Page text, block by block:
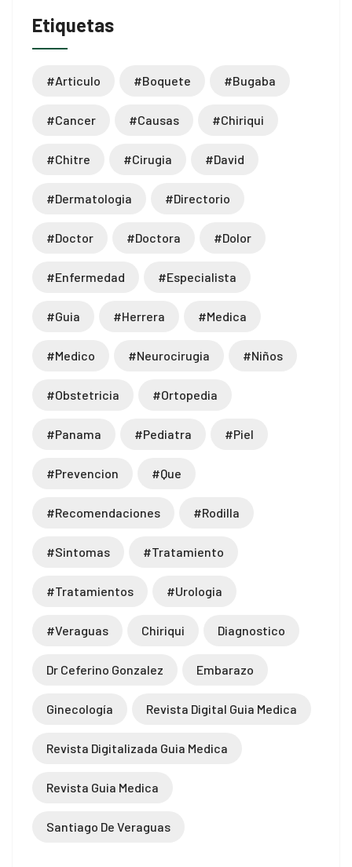
Etiquetas
#articulo #boquete #bugaba
#cancer #causas #chiriqui
#chitre #cirugia #david
#dermatologia #directorio
#doctor #doctora #dolor
#enfermedad #especialista
#guia #herrera #medica
#medico #neurocirugia #niños
#obstetricia #ortopedia
#panama #pediatra #piel
#prevencion #que
#recomendaciones #rodilla
#sintomas #tratamiento
#tratamientos #urologia
#veraguas Chiriqui Diagnostico
Dr Ceferino Gonzalez Embarazo
Ginecología Revista Digital Guia Medica
Revista Digitalizada Guia Medica
Revista Guia Medica
Santiago De Veraguas